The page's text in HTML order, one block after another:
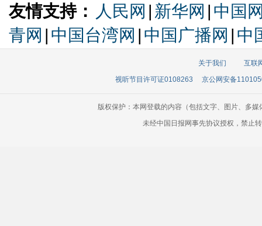
友情支持： 人民网 | 新华网 | 中国
青网 | 中国台湾网 | 中国广播网 | 中
关于我们
互联
视听节目许可证0108263
京公网安备
版权保护：本网登载的内容（包括文字、图片、多
未经中国日报网事先协议授权，禁止